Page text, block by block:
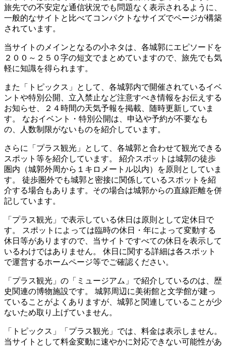
旅先での不安定な通信状況でも問題なく表示されるように、
一般的なサイトと比べてコンパクトなサイズでページが構築
されています。
当サイトのメインとなるの小ネタは、各城郭にエピソードを
２００～２５０字の短文でまとめていますので、旅先でも気
軽に知識を得られます。
また「トピックス」として、各城郭内で開催されているイベ
ントや特別公開、立入禁止など注意すべき情報をお伝えする
お知らせ、２４時間の天気予報を掲載、随時更新していま
す。 なおイベント・特別公開は、申込や予約が不要なも
の、人数制限がないものを紹介しています。
さらに「プラス観光」として、各城郭と合わせて観光できる
スポット等を紹介しています。 紹介スポットは城郭の徒歩
圏内（城郭外周から１キロメートル以内）を原則としていま
す。 徒歩圏外でも城郭と密接に関係しているスポットを紹
介する場合もあります。その場合は城郭からの直線距離を併
記しています。
「プラス観光」で表示している休日は原則として定休日で
す。 スポットによっては臨時の休日・年によって変動する
休日等がありますので、当サイトですべての休日を表示して
いるわけではありません。 休日に関する詳細は各スポット
で運営するホームページ等でご確認ください。
「プラス観光」の「ミュージアム」で紹介しているのは、歴
史関連の博物施設です。 城郭周辺に美術館と文学館が建っ
ていることがよくありますが、城郭と関連していることが少
ないため取り上げていません。
「トピックス」「プラス観光」では、料金は表示しません。
当サイトとして料金変動に速やかに対応できない可能性があ